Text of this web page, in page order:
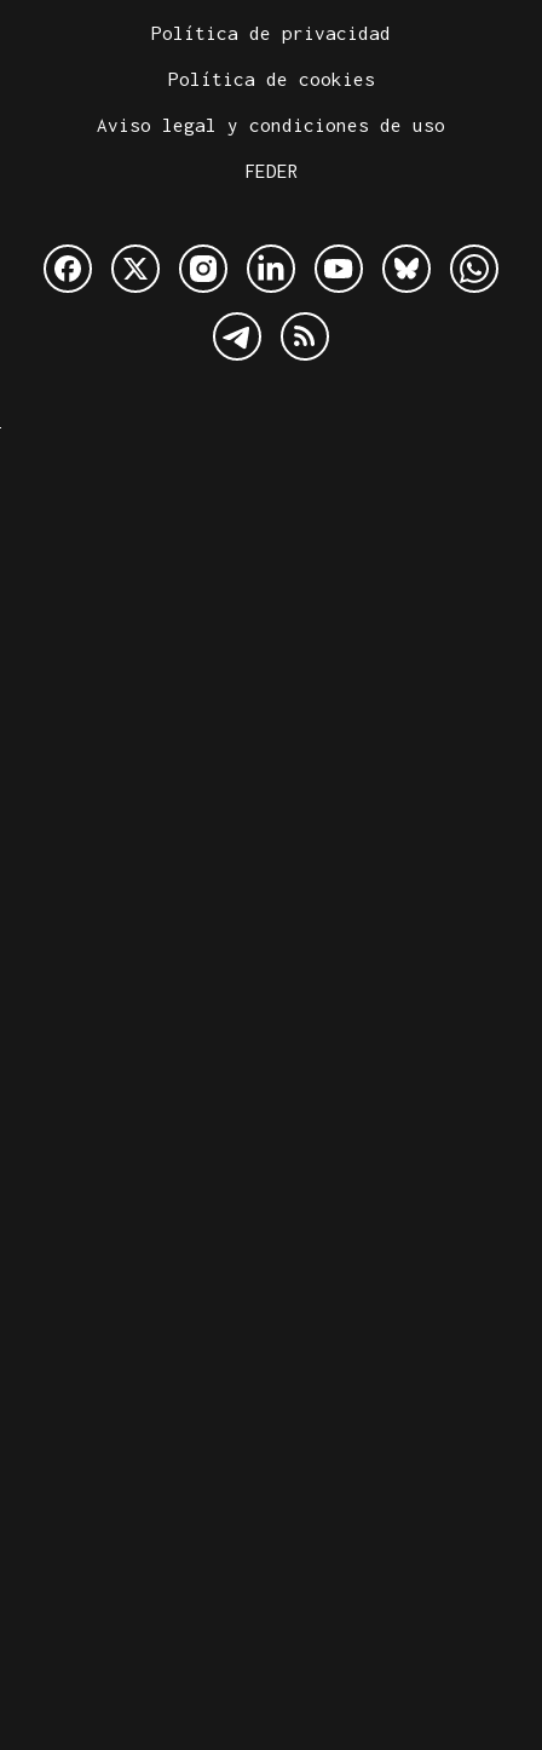
Política de privacidad
Política de cookies
Aviso legal y condiciones de uso
FEDER